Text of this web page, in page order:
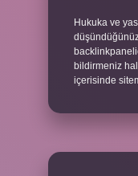
Hukuka ve
bildirmeniz
içerisinde